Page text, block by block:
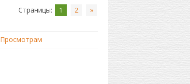
Страницы: 1 2 »
Просмотрам